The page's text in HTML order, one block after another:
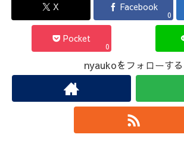
X Facebook
0
Pocket
0
nyaukoをフォローする